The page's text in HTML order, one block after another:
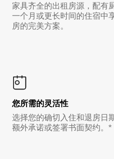
家具齐全的出租房源，配有
一个月或更长时间的住宿中
房的完美方案。
您所需的灵活性
选择您的确切入住和退房日
额外承诺或签署书面契约。*